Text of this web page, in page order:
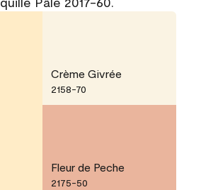
Crème Givrée
2158-70
Fleur de Peche
2175-50